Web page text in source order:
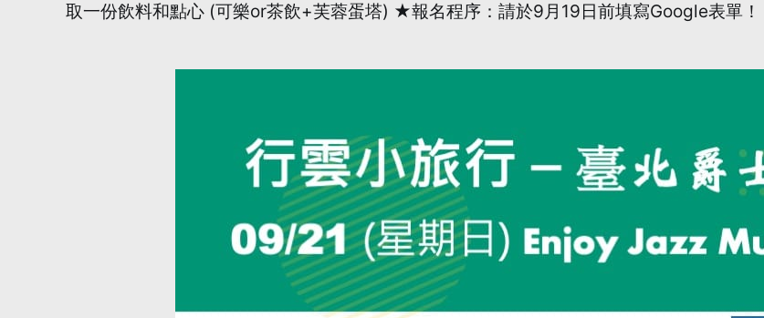
取一份飲料和點心 (可樂or茶飲+芙蓉蛋塔) ★報名程序：請於9月19日前填寫Google表單！